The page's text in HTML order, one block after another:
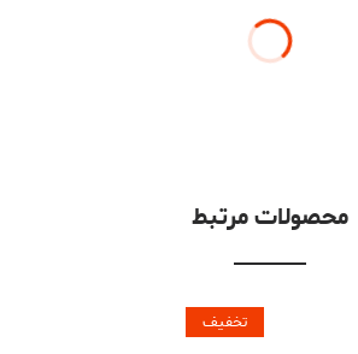
محصولات مرتبط
تخفیف